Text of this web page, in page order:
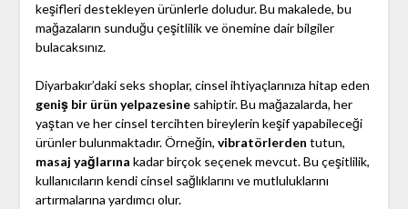
keşifleri destekleyen ürünlerle doludur. Bu makalede, bu
mağazaların sunduğu çeşitlilik ve önemine dair bilgiler
bulacaksınız.
Diyarbakır’daki seks shoplar, cinsel ihtiyaçlarınıza hitap eden
geniş bir ürün yelpazesinesahiptir. Bu mağazalarda, her
yaştan ve her cinsel tercihten bireylerin keşif yapabileceği
ürünler bulunmaktadır. Örneğin, vibratörlerden tutun,
masaj yağlarına kadar birçok seçenek mevcut. Bu çeşitlilik,
kullanıcıların kendi cinsel sağlıklarını ve mutluluklarını
artırmalarına yardımcı olur.